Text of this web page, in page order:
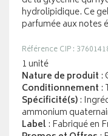
hydrolipidique. Ce
parfumée aux notes
Référence CIP :
1 unité
Nature de produit :
Conditionnement :
Spécificité(s):
ammonium
Label: Fabriqué en